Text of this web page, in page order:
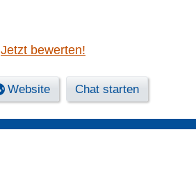
Jetzt bewerten!
Website Chat starten